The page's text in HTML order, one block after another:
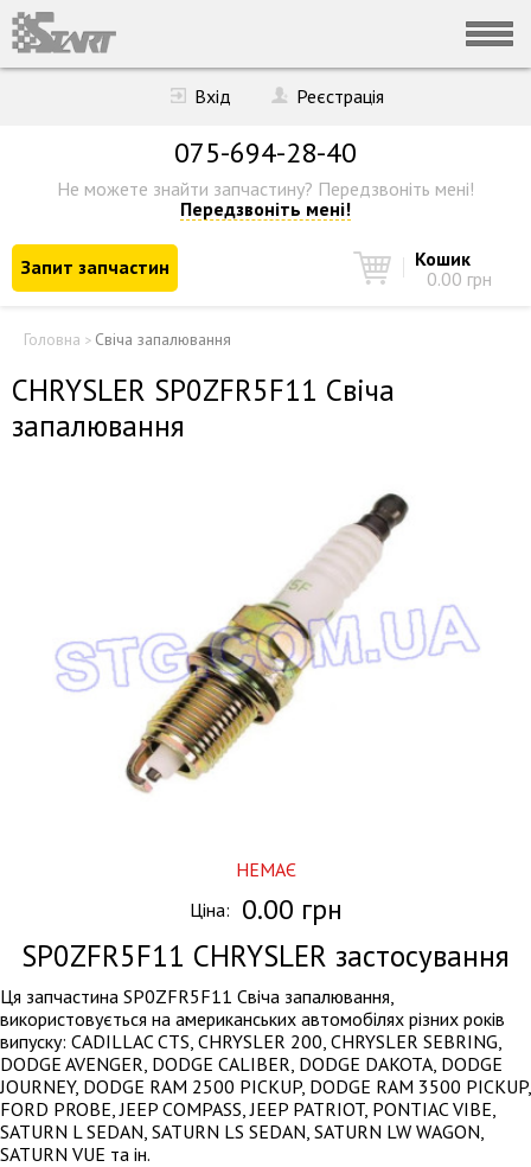
Вхід Реєстрація
075-694-28-40
Не можете знайти запчастину? Передзвоніть мені!
Передзвоніть мені!
Запит запчастин
Кошик
0.00 грн
Головна > Свіча запалювання
CHRYSLER SP0ZFR5F11 Свіча
запалювання
НЕМАЄ
Ціна: 0.00 грн
SP0ZFR5F11 CHRYSLER застосування
Ця запчастина SP0ZFR5F11 Свіча запалювання,
використовується на американських автомобілях різних років
випуску: CADILLAC CTS, CHRYSLER 200, CHRYSLER SEBRING,
DODGE AVENGER, DODGE CALIBER, DODGE DAKOTA, DODGE
JOURNEY, DODGE RAM 2500 PICKUP, DODGE RAM 3500 PICKUP,
FORD PROBE, JEEP COMPASS, JEEP PATRIOT, PONTIAC VIBE,
SATURN L SEDAN, SATURN LS SEDAN, SATURN LW WAGON,
SATURN VUE та ін.